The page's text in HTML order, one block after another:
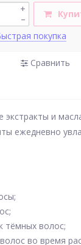
–
+
покупка
Сравнить
и
ежедневно
тёмных волос;
во время